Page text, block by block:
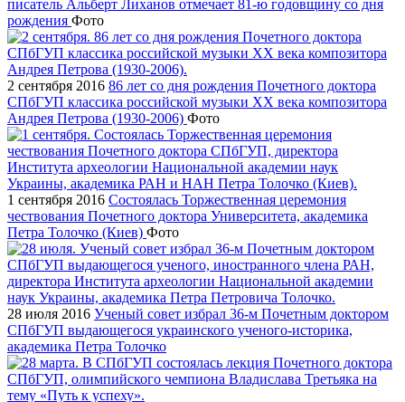
писатель Альберт Лиханов отмечает 81-ю годовщину со дня
рождения Фото
2 сентября 2016 86 лет со дня рождения Почетного доктора
СПбГУП классика российской музыки ХХ века композитора
Андрея Петрова (1930-2006) Фото
1 сентября 2016 Состоялась Торжественная церемония
чествования Почетного доктора Университета, академика
Петра Толочко (Киев) Фото
28 июля 2016 Ученый совет избрал 36-м Почетным доктором
СПбГУП выдающегося украинского ученого-историка,
академика Петра Толочко